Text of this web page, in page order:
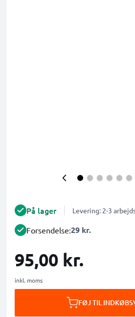
På lager Levering: 2-3
Forsendelse:29 kr.
95,00 kr.
inkl. moms
FØJ TIL